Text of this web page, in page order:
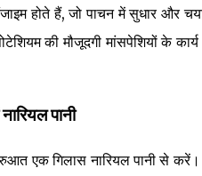
होते हैं, जो पाचन में सुधार और
की मौजूदगी मांसपेशियों के
पानी
एक गिलास नारियल पानी से